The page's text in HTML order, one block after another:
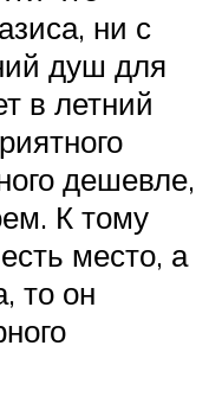
ни с
душ для
в летний
дешевле,
К тому
место, а
то он